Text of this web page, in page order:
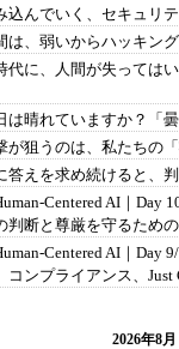
込んでいく、セキュリ
は、弱いからハッキン
代に、人間が失っては
は晴れていますか？「
が狙うのは、私たちの「
答えを求め続けると、
Centered AI｜Day
判断と尊厳を守るため
Centered AI｜Day
コンプライアンス、Just
2026年8月